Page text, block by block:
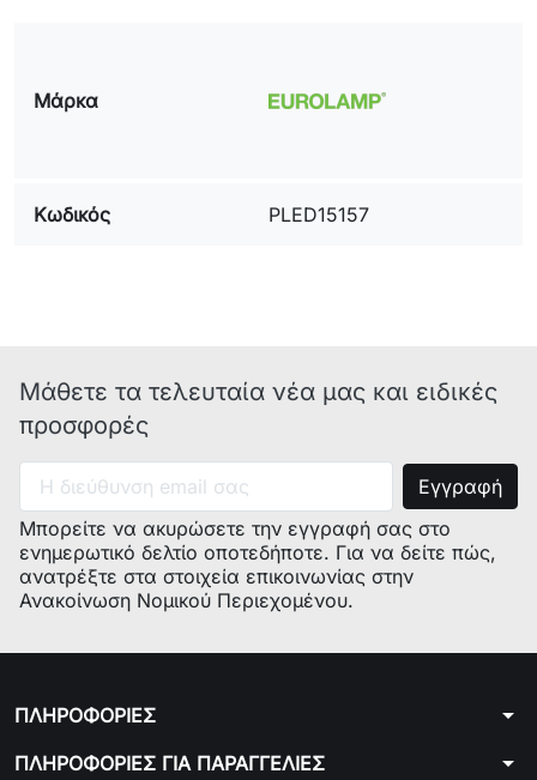
Μάρκα
Κωδικός PLED15157
Μάθετε τα τελευταία νέα μας και ειδικές
προσφορές
Μπορείτε να ακυρώσετε την εγγραφή σας στο
ενημερωτικό δελτίο οποτεδήποτε. Για να δείτε πώς,
ανατρέξτε στα στοιχεία επικοινωνίας στην
Ανακοίνωση Νομικού Περιεχομένου.
ΠΛΗΡΟΦΟΡΙΕΣ arrow_drop_down
ΠΛΗΡΟΦΟΡΙΕΣ ΓΙΑ ΠΑΡΑΓΓΕΛΙΕΣ arrow_drop_down